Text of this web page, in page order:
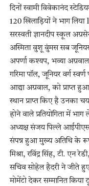
दिनों स्वामी विवेकानंद
120 खिलाड़ियों ने भाग
सरस्वती ज्ञानदीप स्कूल
अस्मिता वुशू वुंमस सब जूनियर
अपर्णा कश्यप, भव्या
गरिमा पॉल, जूनियर वर्ग
आद्या अग्रवाल, को प्राप्त
स्थान प्राप्त किए है उनका
होने वाले प्रतियोगिता में
अध्यक्ष संजय पिल्ले आईपीएस
संपन्न हुआ मुख्य अतिथि के
मिश्रा, रविंद्र सिंह, टी. एन
सचिव सोहेल हैदरी ने जीते
मोमेंटो देकर सम्मानित